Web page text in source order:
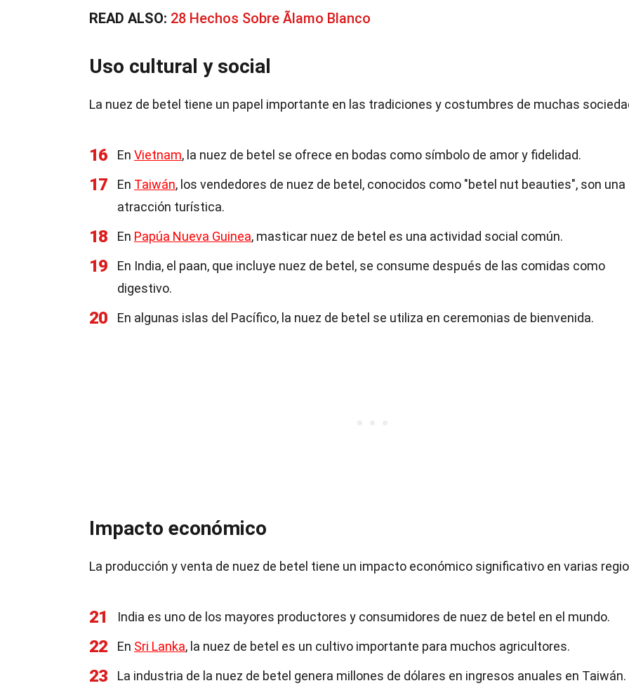
READ ALSO: 28 Hechos Sobre Ãlamo Blanco
Uso cultural y social
La nuez de betel tiene un papel importante en las tradiciones y costumbres de muchas
16 En Vietnam, la nuez de betel se ofrece en bodas como símbolo de amor y fidelidad.
17 En Taiwán, los vendedores de nuez de betel, conocidos como "betel nut beauties", son una
atracción turística.
18 En Papúa Nueva Guinea, masticar nuez de betel es una actividad social común.
19
En India, el paan, que incluye nuez de betel, se consume después de las comidas como
digestivo.
20 En algunas islas del Pacífico, la nuez de betel se utiliza en ceremonias de bienvenida.
Impacto económico
La producción y venta de nuez de betel tiene un impacto económico significativo en varias
21 India es uno de los mayores productores y consumidores de nuez de betel en el mundo.
22 En Sri Lanka, la nuez de betel es un cultivo importante para muchos agricultores.
23 La industria de la nuez de betel genera millones de dólares en ingresos anuales en Taiwán.